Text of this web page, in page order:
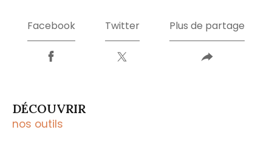
Facebook Twitter Plus de partage
DÉCOUVRIR
nos outils